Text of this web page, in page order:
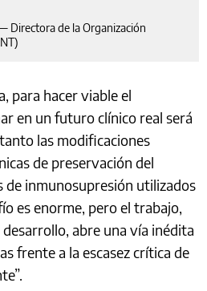
Directora de la Organización
para hacer viable el
en un futuro clínico real será
las modificaciones
de preservación del
inmunosupresión utilizados
es enorme, pero el trabajo,
abre una vía inédita
frente a la escasez crítica de